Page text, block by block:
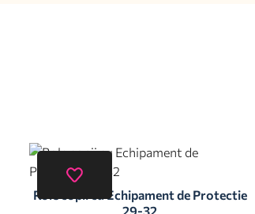
Role copii cu Echipament de Protectie
29-32